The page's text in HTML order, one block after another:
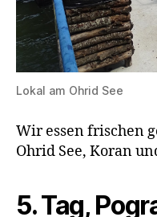
Lokal am Ohrid See
Wir essen frischen
Ohrid See, Koran
5. Tag,